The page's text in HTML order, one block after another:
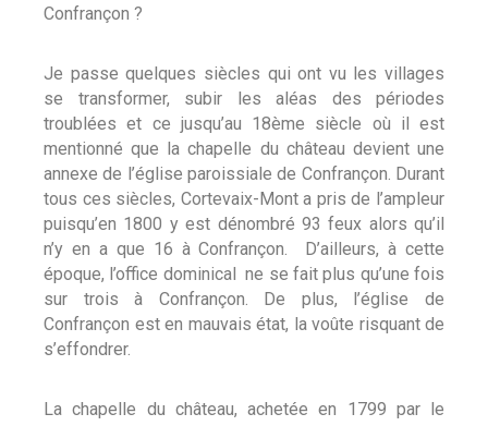
Confrançon ?
Je passe quelques siècles qui ont vu les villages
se transformer, subir les aléas des périodes
troublées et ce jusqu’au 18ème siècle où il est
mentionné que la chapelle du château devient une
annexe de l’église paroissiale de Confrançon. Durant
tous ces siècles, Cortevaix-Mont a pris de l’ampleur
puisqu’en 1800 y est dénombré 93 feux alors qu’il
n’y en a que 16 à Confrançon. D’ailleurs, à cette
époque, l’office dominical ne se fait plus qu’une fois
sur trois à Confrançon. De plus, l’église de
Confrançon est en mauvais état, la voûte risquant de
s’effondrer.
La chapelle du château, achetée en 1799 par le